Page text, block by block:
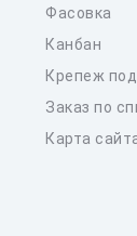
Фасовка
Канбан
Крепеж под
Заказ по
Карта